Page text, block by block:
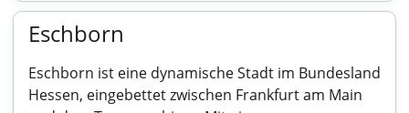
Eschborn
Eschborn ist eine dynamische Stadt im Bundesland
Hessen, eingebettet zwischen Frankfurt am Main